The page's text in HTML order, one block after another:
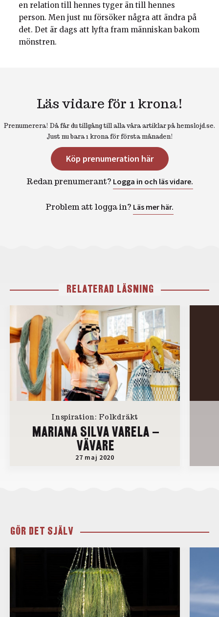
en relation till hennes tyger än till hennes
person. Men just nu försöker några att ändra på
det. Det är dags att lyfta fram människan bakom
mönstren.
Läs vidare för 1 krona!
Prenumerera! Då får du tillgång till alla våra artiklar på hemslojd.se.
Just nu bara 1 krona för första månaden!
Köp prenumeration här
Redan prenumerant? Logga in och läs vidare.
Problem att logga in? Läs mer här.
RELATERAD LÄSNING
Inspiration: Folkdräkt
MARIANA SILVA VARELA –
VÄVARE
27 maj 2020
GÖR DET SJÄLV